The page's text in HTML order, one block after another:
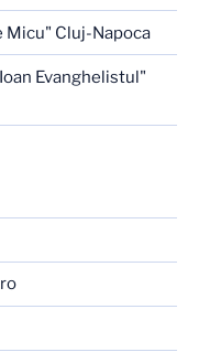
Cluj-Napoca
Evanghelistul"